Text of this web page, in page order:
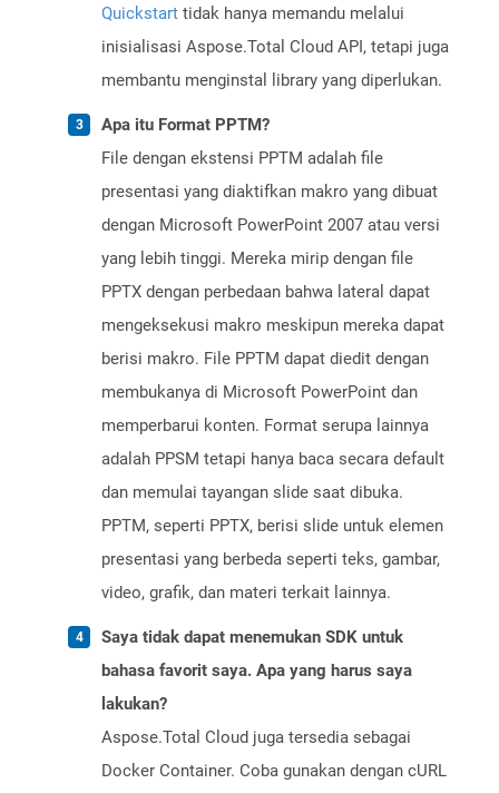
Quickstart tidak hanya memandu melalui
inisialisasi Aspose.Total Cloud API, tetapi juga
membantu menginstal library yang diperlukan.
Apa itu Format PPTM?
File dengan ekstensi PPTM adalah file
presentasi yang diaktifkan makro yang dibuat
dengan Microsoft PowerPoint 2007 atau versi
yang lebih tinggi. Mereka mirip dengan file
PPTX dengan perbedaan bahwa lateral dapat
mengeksekusi makro meskipun mereka dapat
berisi makro. File PPTM dapat diedit dengan
membukanya di Microsoft PowerPoint dan
memperbarui konten. Format serupa lainnya
adalah PPSM tetapi hanya baca secara default
dan memulai tayangan slide saat dibuka.
PPTM, seperti PPTX, berisi slide untuk elemen
presentasi yang berbeda seperti teks, gambar,
video, grafik, dan materi terkait lainnya.
Saya tidak dapat menemukan SDK untuk
bahasa favorit saya. Apa yang harus saya
lakukan?
Aspose.Total Cloud juga tersedia sebagai
Docker Container. Coba gunakan dengan cURL